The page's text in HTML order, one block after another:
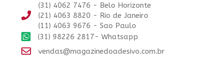
(31) 4062 7476 - Belo Horizonte
(21) 4063 8820 - Rio de Janeiro
(11) 4063 9676 - Sao Paulo
(31) 98226 2817- Whatsapp
vendas@magazinedoadesivo.com.br